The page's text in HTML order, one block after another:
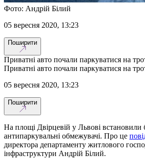
Фото: Андрій Білий
05 вересня 2020, 13:23
Поширити
Приватні авто почали паркуватися на
Приватні авто почали паркуватися на
05 вересня 2020, 13:23
Поширити
На площі Двірцевій у Львові встановили
антипаркувальні обмежувачі. Про це
директора департаменту житлового
інфраструктури Андрій Білий.